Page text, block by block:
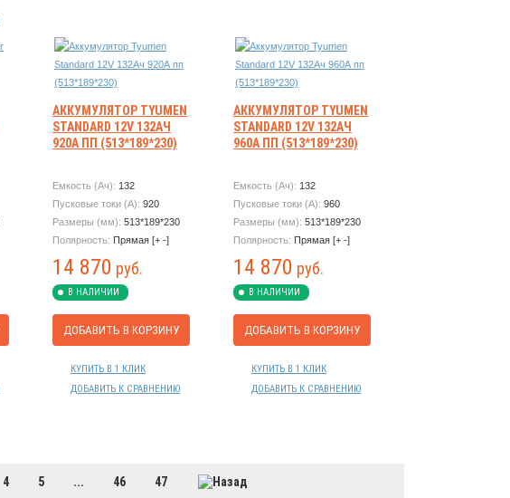
АККУМУЛЯТОР TYUMEN
STANDARD 12V 132АЧ
920А ПП (513*189*230)
Емкость (Ач): 132
Пусковые токи (А): 920
Размеры (мм): 513*189*230
Полярность: Прямая [+ -]
14 870 руб.
В НАЛИЧИИ
ДОБАВИТЬ В КОРЗИНУ
КУПИТЬ В 1 КЛИК
ДОБАВИТЬ К СРАВНЕНИЮ
АККУМУЛЯТОР TYUMEN
STANDARD 12V 132АЧ
960А ПП (513*189*230)
Емкость (Ач): 132
Пусковые токи (А): 960
Размеры (мм): 513*189*230
Полярность: Прямая [+ -]
14 870 руб.
В НАЛИЧИИ
ДОБАВИТЬ В КОРЗИНУ
КУПИТЬ В 1 КЛИК
ДОБАВИТЬ К СРАВНЕНИЮ
4 5 ... 46 47